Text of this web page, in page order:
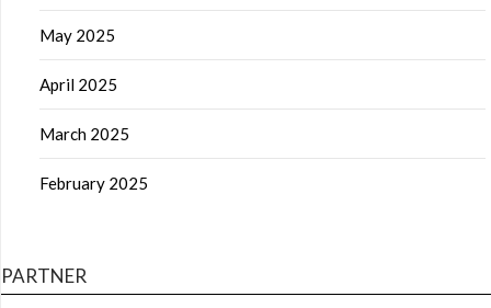
May 2025
April 2025
March 2025
February 2025
PARTNER